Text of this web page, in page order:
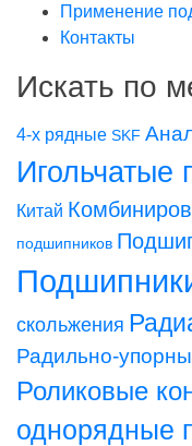
Применение
Контакты
Искать по
4-х рядные SKF
Игольчатые
Китай
подшипников
скольжения
Радильно-
Роликовые
однорядные